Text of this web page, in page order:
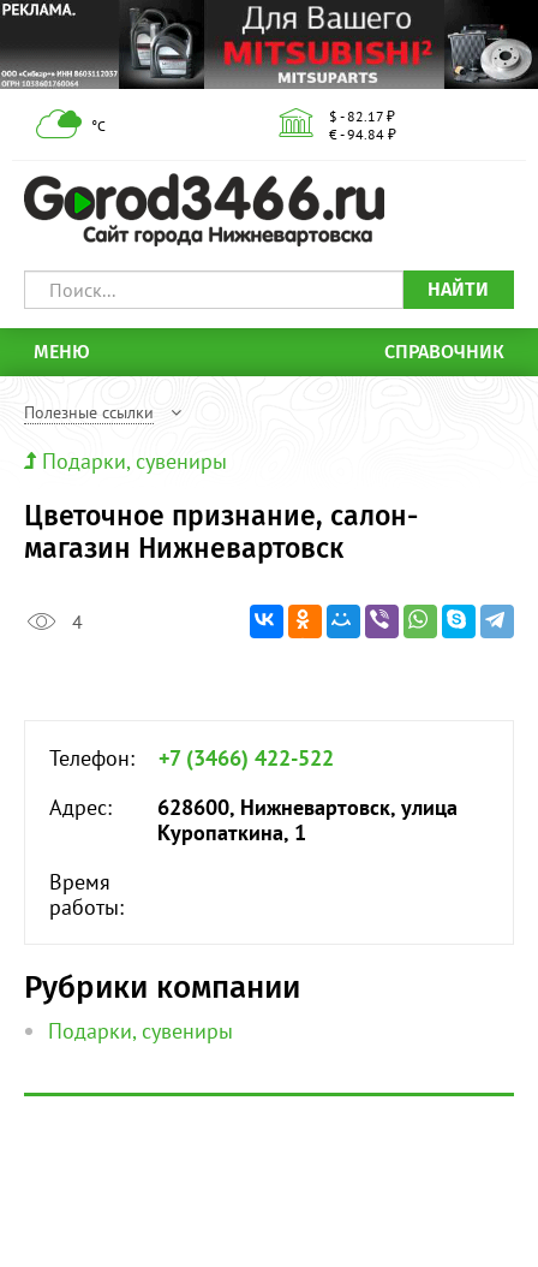
°С
$ - 82.17 ₽
€ - 94.84 ₽
НАЙТИ
МЕНЮ СПРАВОЧНИК
Полезные ссылки
Подарки, сувениры
Цветочное признание, салон-
магазин Нижневартовск
4
Телефон:
+7 (3466) 422-522
Адрес:
628600, Нижневартовск, улица
Куропаткина, 1
Время
работы:
Рубрики компании
Подарки, сувениры